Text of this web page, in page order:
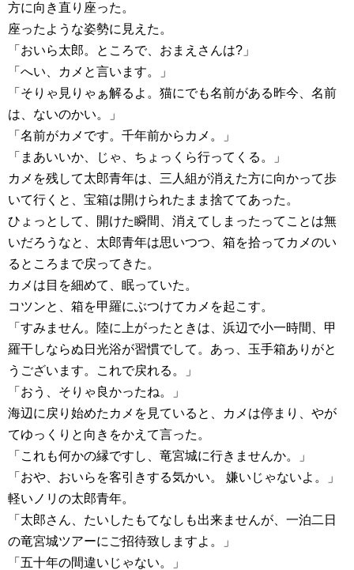
方に向き直り座った。
座ったような姿勢に見えた。
「おいら太郎。ところで、おまえさんは?」
「へい、カメと言います。」
「そりゃ見りゃぁ解るよ。猫にでも名前がある昨今、名前
は、ないのかい。」
「名前がカメです。千年前からカメ。」
「まあいいか、じゃ、ちょっくら行ってくる。」
カメを残して太郎青年は、三人組が消えた方に向かって歩
いて行くと、宝箱は開けられたまま捨ててあった。
ひょっとして、開けた瞬間、消えてしまったってことは無
いだろうなと、太郎青年は思いつつ、箱を拾ってカメのい
るところまで戻ってきた。
カメは目を細めて、眠っていた。
コツンと、箱を甲羅にぶつけてカメを起こす。
「すみません。陸に上がったときは、浜辺で小一時間、甲
羅干しならぬ日光浴が習慣でして。あっ、玉手箱ありがと
うございます。これで戻れる。」
「おう、そりゃ良かったね。」
海辺に戻り始めたカメを見ていると、カメは停まり、やが
てゆっくりと向きをかえて言った。
「これも何かの縁ですし、竜宮城に行きませんか。」
「おや、おいらを客引きする気かい。 嫌いじゃないよ。」
軽いノリの太郎青年。
「太郎さん、たいしたもてなしも出来ませんが、一泊二日
の竜宮城ツアーにご招待致しますよ。」
「五十年の間違いじゃない。」